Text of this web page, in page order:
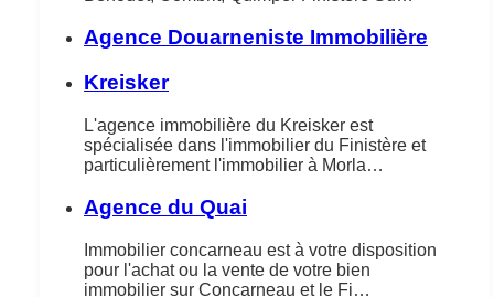
Agence Douarneniste Immobilière
Kreisker
L'agence immobilière du Kreisker est
spécialisée dans l'immobilier du Finistère et
particulièrement l'immobilier à Morla…
Agence du Quai
Immobilier concarneau est à votre disposition
pour l'achat ou la vente de votre bien
immobilier sur Concarneau et le Fi…